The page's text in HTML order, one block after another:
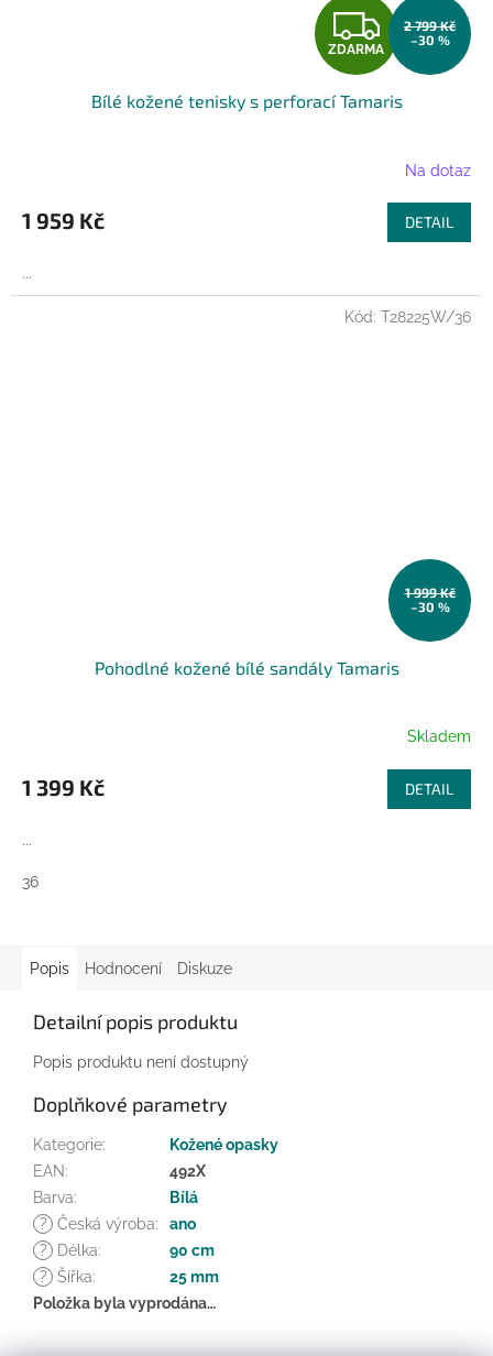
Z
D
A
R
M
A
ZDARMA
2 799 Kč
–30 %
Bílé kožené tenisky s perforací Tamaris
Na dotaz
1 959 Kč DETAIL
...
1 999 Kč
–30 %
Pohodlné kožené bílé sandály Tamaris
Skladem
1 399 Kč DETAIL
...
36
Kód: T28225W/36
Popis Hodnocení Diskuze
Detailní popis produktu
Popis produktu není dostupný
Doplňkové parametry
Kategorie:
Kožené opasky
EAN:
492X
Barva:
Bílá
?
Česká výroba:
ano
?
Délka:
90 cm
?
Šířka:
25 mm
Položka byla vyprodána…